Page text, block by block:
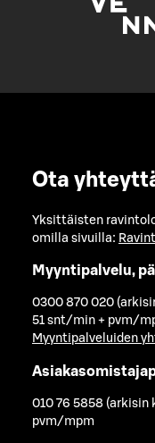
Ota
Yksittäisten
omilla sivuilla:
Myyntipalvelu,
0300 870 020
51 snt/min + pvm/
Myyntipalveluiden
010 76 5858 (arkisin
pvm/mpm